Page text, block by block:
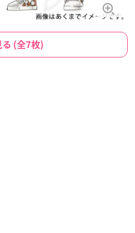
る (全7枚)